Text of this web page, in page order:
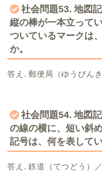
社会問題53. 地図
縦の棒が一本立って
ついているマークは
か。
答え. 郵便局（ゆうびんき
社会問題54. 地図
の線の横に、短い斜
記号は、何を表してい
答え. 鉄道（てつどう）